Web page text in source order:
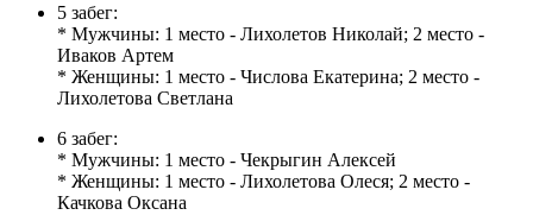
5 забег:
* Мужчины: 1 место - Лихолетов Николай; 2 место -
Иваков Артем
* Женщины: 1 место - Числова Екатерина; 2 место -
Лихолетова Светлана
6 забег:
* Мужчины: 1 место - Чекрыгин Алексей
* Женщины: 1 место - Лихолетова Олеся; 2 место -
Качкова Оксана